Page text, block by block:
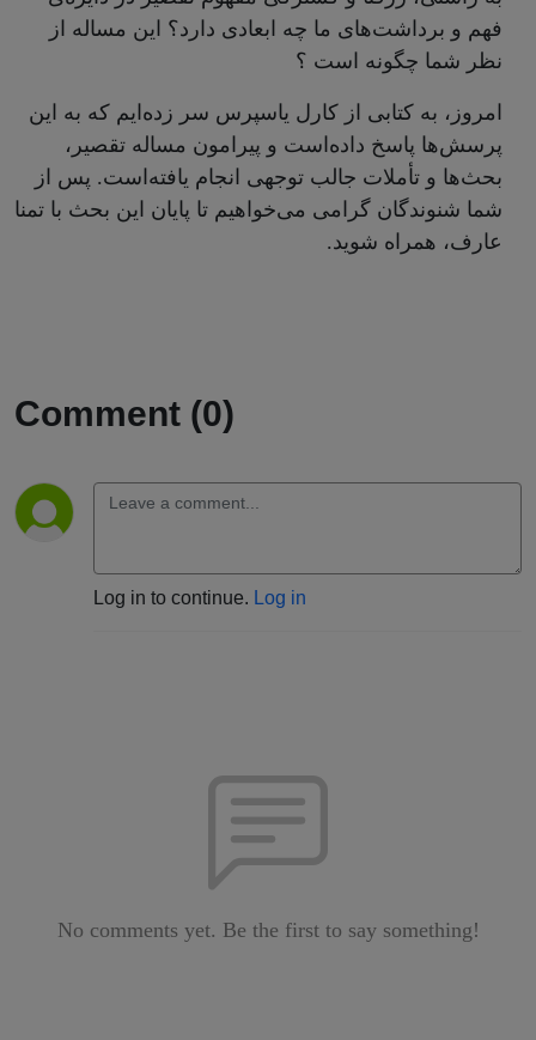
فهم و برداشت‌های ما چه ابعادی دارد؟ این مساله از
نظر شما چگونه است ؟
امروز، به کتابی از کارل یاسپرس سر زده‌ایم که به این
پرسش‌ها پاسخ داده‌است و پیرامون‌ مساله تقصیر،
بحث‌ها و تأملات جالب توجهی انجام یافته‌است. پس از
شما شنوندگان گرامی می‌خواهیم تا پایان این بحث با تمنا
عارف، همراه شوید.
Comment (0)
Log in to continue. Log in
No comments yet. Be the first to say something!